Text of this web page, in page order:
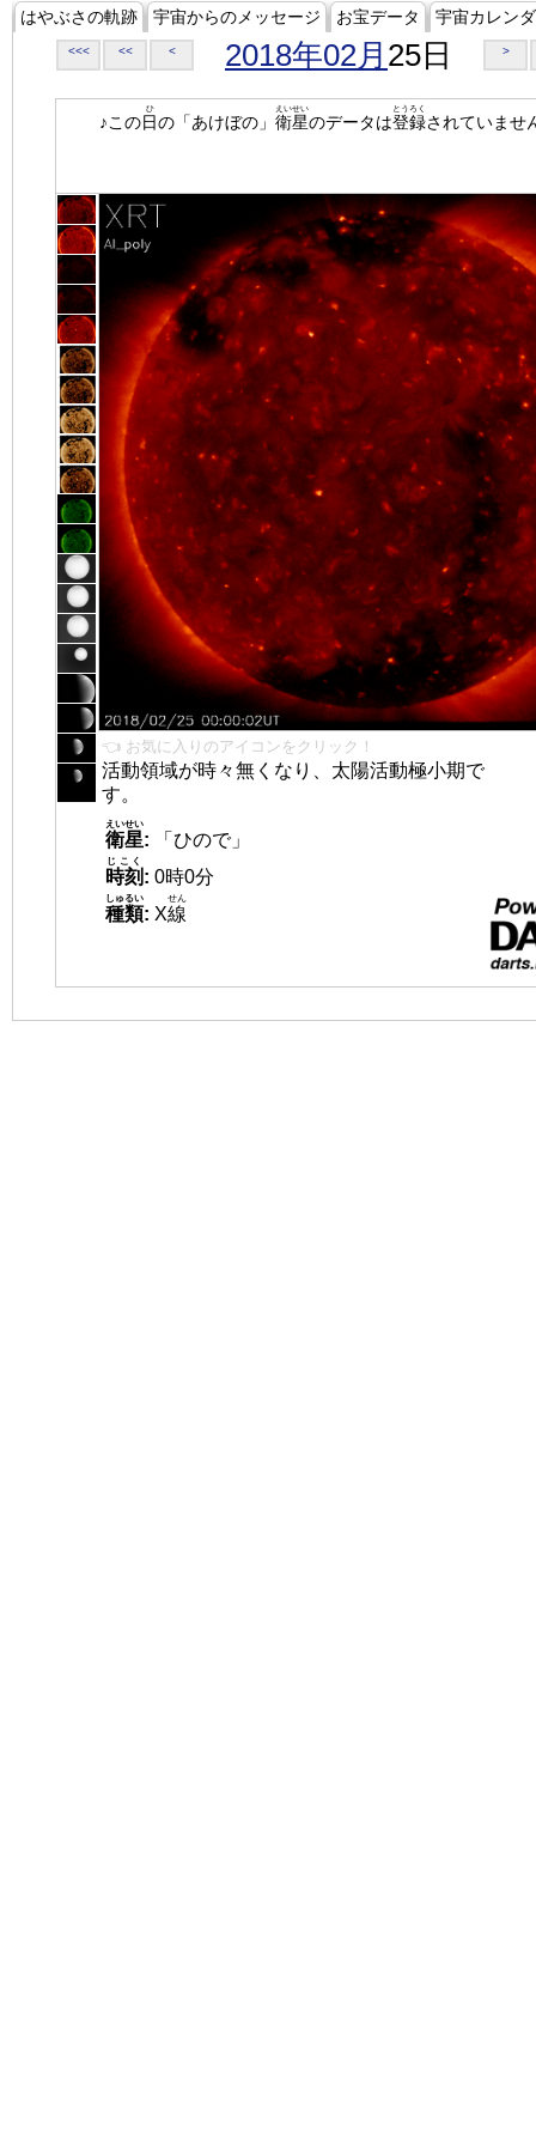
はやぶさの軌跡 宇宙からのメッセージ お宝データ 宇宙カレン
<<< << < 2018年02月 25日 >
♪この日
ひ
の「あけぼの」 衛星
えいせい
のデータは登録
とうろく
されていませ
👈 お気に入りのアイコンをクリック！
活動領域が時々無くなり、太陽活動極小期で
す。
衛星
えいせい
:
「ひので」
時刻
じこく
: 0時0分
種類
しゅるい
: X線
せん